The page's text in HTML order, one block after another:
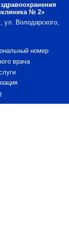
№ 2»
ул. Володарского,
номер
врача